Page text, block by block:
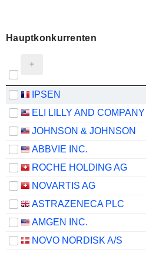
Hauptkonkurrenten
IPSEN
ELI LILLY AND COMPANY
JOHNSON & JOHNSON
ABBVIE INC.
ROCHE HOLDING AG
NOVARTIS AG
ASTRAZENECA PLC
AMGEN INC.
NOVO NORDISK A/S